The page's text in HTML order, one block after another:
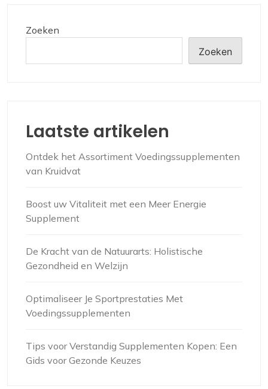
Zoeken
Zoeken
Laatste artikelen
Ontdek het Assortiment Voedingssupplementen
van Kruidvat
Boost uw Vitaliteit met een Meer Energie
Supplement
De Kracht van de Natuurarts: Holistische
Gezondheid en Welzijn
Optimaliseer Je Sportprestaties Met
Voedingssupplementen
Tips voor Verstandig Supplementen Kopen: Een
Gids voor Gezonde Keuzes